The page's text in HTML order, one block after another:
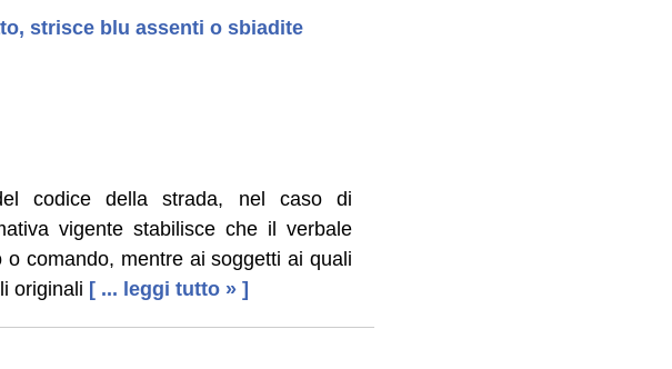
strisce blu assenti o sbiadite
codice della strada, nel caso di
vigente stabilisce che il verbale
comando, mentre ai soggetti ai quali
originali [ ... leggi tutto » ]